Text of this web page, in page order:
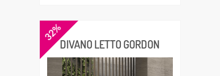
32%
DIVANO LETTO GORDON